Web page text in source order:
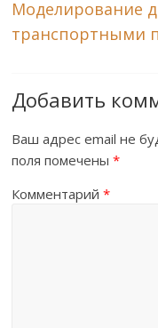
Моделирование
транспортными
Добавить
Ваш адрес email не
поля помечены*
Комментарий*